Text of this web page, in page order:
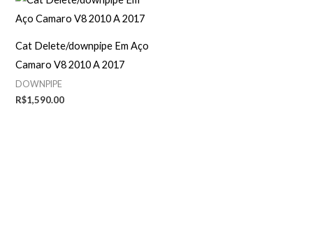
Cat Delete/downpipe Em Aço
Camaro V8 2010 A 2017
DOWNPIPE
R$1,590.00